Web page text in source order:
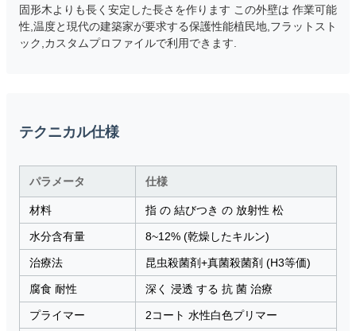
固形木よりも長く安定した長さを作ります この外壁は 作業可能
性,温度と現代の建築家が要求する保護性能植民地,フラットスト
ック,カスタムプロファイルで利用できます.
テクニカル仕様
パラメータ 仕様
材料 指 の 結びつき の 放射性 松
水分含有量 8~12% (乾燥したキルン)
治療法 昆虫殺菌剤+真菌殺菌剤 (H3等価)
腐食 耐性 深く 浸透 する 抗 菌 治療
プライマー 2コート 水性白色プリマー